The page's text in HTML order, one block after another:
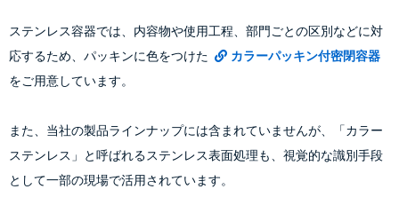
ステンレス容器では、内容物や使用工程、部門ごとの区別などに対
応するため、パッキンに色をつけた
カラーパッキン付密閉容器
をご用意しています。
また、当社の製品ラインナップには含まれていませんが、「カラー
ステンレス」と呼ばれるステンレス表面処理も、視覚的な識別手段
として一部の現場で活用されています。